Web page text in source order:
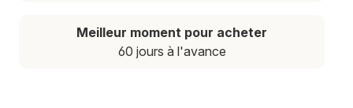
Meilleur moment pour acheter
60 jours à l'avance